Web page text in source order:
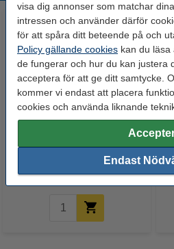
visa dig annonser som matchar dina
intressen och använder därför
för att spåra ditt beteende på och
Policy gällande cookies kan du läsa
de fungerar och hur du kan justera
acceptera för att ge ditt samtycke.
kommer vi endast att placera
cookies och använda liknande
Endast
Häftklammer 26/6 | 123ink